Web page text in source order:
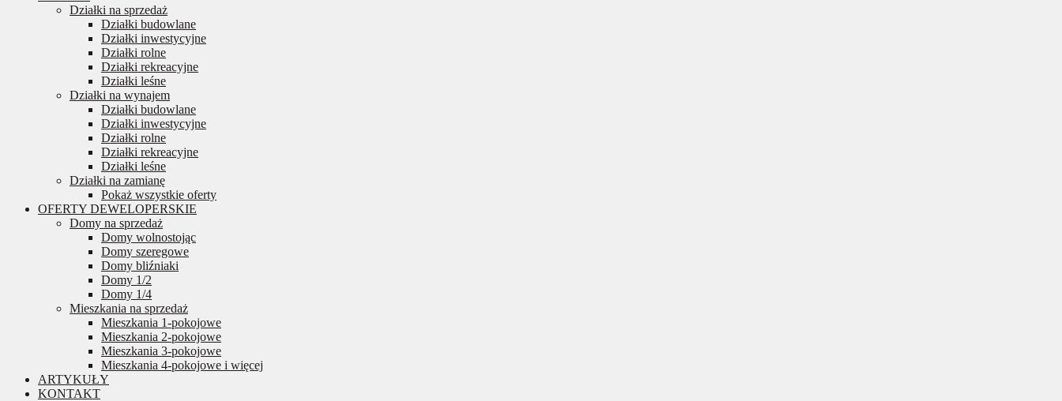
Działki na sprzedaż
Działki budowlane
Działki inwestycyjne
Działki rolne
Działki rekreacyjne
Działki leśne
Działki na wynajem
Działki budowlane
Działki inwestycyjne
Działki rolne
Działki rekreacyjne
Działki leśne
Działki na zamianę
Pokaż wszystkie oferty
OFERTY DEWELOPERSKIE
Domy na sprzedaż
Domy wolnostojąc
Domy szeregowe
Domy bliźniaki
Domy 1/2
Domy 1/4
Mieszkania na sprzedaż
Mieszkania 1-pokojowe
Mieszkania 2-pokojowe
Mieszkania 3-pokojowe
Mieszkania 4-pokojowe i więcej
ARTYKUŁY
KONTAKT